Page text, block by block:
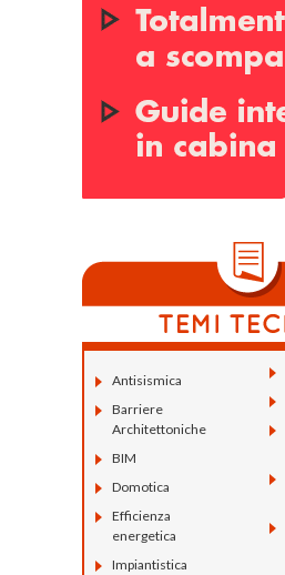
Antisismica
Barriere
Architettoniche
BIM
Domotica
Efficienza
energetica
Impiantistica